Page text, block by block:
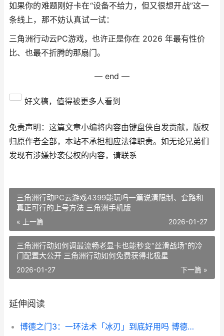
如果你的难题刚好卡在“设备不给力，但又很想开战”这一
条线上，那不妨认真试一试：
三角洲行动云PC游戏，也许正是你在 2026 年最有性价
比、也最不折腾的那扇门。
— end —
好文稿，值得被更多人看到
免责声明：这篇文章小编将内容由键盘侠自发贡献，版权
归原作者全部，本站不承担相应法律职责。如无论兄弟们
发现有涉嫌抄袭侵权的内容，请联系
三角洲行动PC云游戏4399能玩吗一篇说清限制、套路和
真正可行的上号方法 三角洲手机版
« 上一篇 2026-01-27
三角洲行动如何调最流畅老显卡也能秒变“丝滑战场”的冷
门配置大公开 三角洲行动如何免费获得北极星
下一篇 »
2026-01-27
延伸阅读
博德之门3：一环法术「冰刃」到底好用吗 博德之门3一化众多法阵